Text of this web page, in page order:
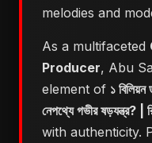
melodies and
As a multifaceted
Producer, Abu
element of ১
নেপথ্যে গভীর ষড়যন্ত্র? |
with authenticity.